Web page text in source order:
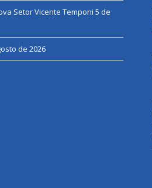
Setor Vicente Temponi 5 de
de 2026